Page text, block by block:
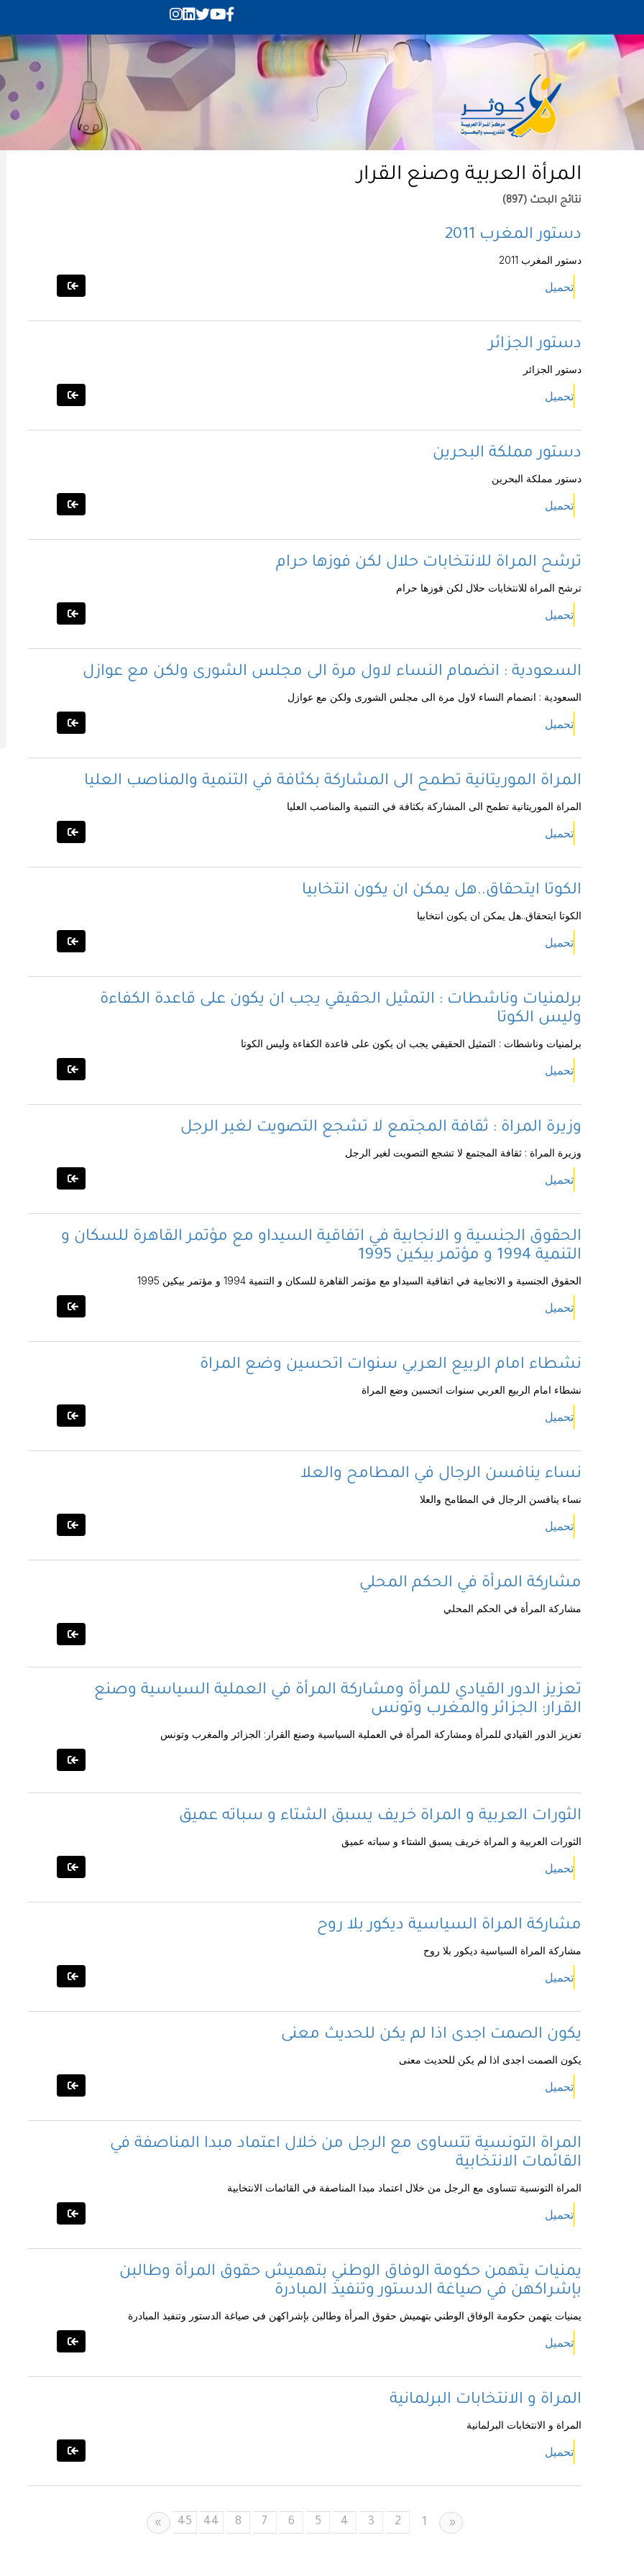
المرأة العربية وصنع القرار
نتائج البحث (897)
دستور المغرب 2011
دستور المغرب 2011
تحميل
دستور الجزائر
دستور الجزائر
تحميل
دستور مملكة البحرين
دستور مملكة البحرين
تحميل
ترشح المراة للانتخابات حلال لكن فوزها حرام
ترشح المراة للانتخابات حلال لكن فوزها حرام
تحميل
السعودية : انضمام النساء لاول مرة الى مجلس الشورى ولكن مع عوازل
السعودية : انضمام النساء لاول مرة الى مجلس الشورى ولكن مع عوازل
تحميل
المراة الموريتانية تطمح الى المشاركة بكثافة في التنمية والمناصب العليا
المراة الموريتانية تطمح الى المشاركة بكثافة في التنمية والمناصب العليا
تحميل
الكوتا ايتحقاق..هل يمكن ان يكون انتخابيا
الكوتا ايتحقاق..هل يمكن ان يكون انتخابيا
تحميل
برلمنيات وناشطات : التمثيل الحقيقي يجب ان يكون على قاعدة الكفاءة
وليس الكوتا
برلمنيات وناشطات : التمثيل الحقيقي يجب ان يكون على قاعدة الكفاءة وليس الكوتا
تحميل
وزيرة المراة : ثقافة المجتمع لا تشجع التصويت لغير الرجل
وزيرة المراة : ثقافة المجتمع لا تشجع التصويت لغير الرجل
تحميل
الحقوق الجنسية و الانجابية في اتفاقية السيداو مع مؤتمر القاهرة للسكان و
التنمية 1994 و مؤتمر بيكين 1995
الحقوق الجنسية و الانجابية في اتفاقية السيداو مع مؤتمر القاهرة للسكان و التنمية 1994 و مؤتمر بيكين 1995
تحميل
نشطاء امام الربيع العربي سنوات اتحسين وضع المراة
نشطاء امام الربيع العربي سنوات اتحسين وضع المراة
تحميل
نساء ينافسن الرجال في المطامح والعلا
نساء ينافسن الرجال في المطامح والعلا
تحميل
مشاركة المرأة في الحكم المحلي
مشاركة المرأة في الحكم المحلي
تعزيز الدور القيادي للمرأة ومشاركة المرأة في العملية السياسية وصنع
القرار: الجزائر والمغرب وتونس
تعزيز الدور القيادي للمرأة ومشاركة المرأة في العملية السياسية وصنع القرار: الجزائر والمغرب وتونس
الثورات العربية و المراة خريف يسبق الشتاء و سباته عميق
الثورات العربية و المراة خريف يسبق الشتاء و سباته عميق
تحميل
مشاركة المراة السياسية ديكور بلا روح
مشاركة المراة السياسية ديكور بلا روح
تحميل
يكون الصمت اجدى اذا لم يكن للحديث معنى
يكون الصمت اجدى اذا لم يكن للحديث معنى
تحميل
المراة التونسية تتساوى مع الرجل من خلال اعتماد مبدا المناصفة في
القائمات الانتخابية
المراة التونسية تتساوى مع الرجل من خلال اعتماد مبدا المناصفة في القائمات الانتخابية
تحميل
يمنيات يتهمن حكومة الوفاق الوطني بتهميش حقوق المرأة وطالبن
بإشراكهن في صياغة الدستور وتنفيذ المبادرة
يمنيات يتهمن حكومة الوفاق الوطني بتهميش حقوق المرأة وطالبن بإشراكهن في صياغة الدستور وتنفيذ المبادرة
تحميل
المراة و الانتخابات البرلمانية
المراة و الانتخابات البرلمانية
تحميل
«
Previous
1
2
3
4
5
6
7
8
44
45
»
Next